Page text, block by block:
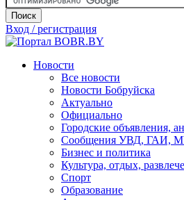
Поиск
Вход / регистрация
Новости
Все новости
Новости Бобруйска
Актуально
Официально
Городские объявления,
Сообщения УВД, ГАИ,
Бизнес и политика
Культура, отдых,
Спорт
Образование